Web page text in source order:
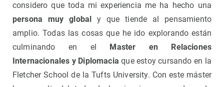
considero que toda mi experiencia me ha hecho una
persona muy global y que tiende al pensamiento
amplio. Todas las cosas que he ido explorando están
culminando en el Master en Relaciones
Internacionales y Diplomacia que estoy cursando en la
Fletcher School de la Tufts University. Con este máster